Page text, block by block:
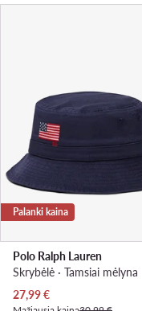
Palanki kaina
Polo Ralph Lauren
Skrybėlė · Tamsiai mėlyna
Dabartinė kaina
27,99€